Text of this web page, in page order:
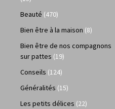
Beauté (470)
Bien être à la maison (8)
Bien être de nos compagnons
sur pattes (19)
Conseils (124)
Généralités (15)
Les petits délices (22)